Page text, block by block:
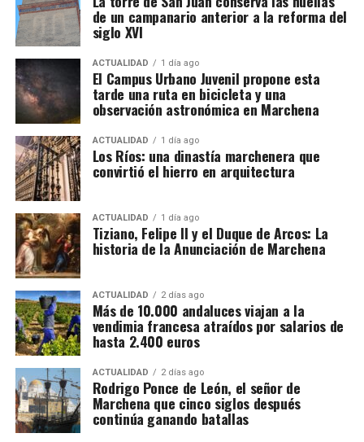
Morales advierte de que la brevedad del documento
impide conocer el alcance exacto de aquella
intervención. La expresión utilizada en las cuentas
—«visitar la torre de San Juan e San Miguel»— podría
referirse tanto a la preparación de una obra como a
una simple inspección sobre el estado de
conservación de los campanarios. Morales señala,
además, que no localizó otras referencias
posteriores que permitieran relacionar directamente
a Hernán Ruiz con la ejecución material de la torre
de San Juan.
La situación es diferente en Santa María de la Mota,
donde sí existe una abundante documentación sobre
el trabajo de Hernán Ruiz, la compra de ladrillos,
madera, cal y piedra, y la participación de canteros,
albañiles y ceramistas. Esa diferencia obliga a ser
prudentes al atribuirle el actual campanario de San
Juan: está demostrada su presencia en 1567, pero no
se conserva, al menos entre la documentación
publicada, un contrato completo que confirme que
dirigió toda la obra.
de un campanario anterior a la reforma del
siglo XVI
ACTUALIDAD 1 día ago
El Campus Urbano Juvenil propone esta
tarde una ruta en bicicleta y una
observación astronómica en Marchena
ACTUALIDAD 1 día ago
Los Ríos: una dinastía marchenera que
convirtió el hierro en arquitectura
ACTUALIDAD 1 día ago
Tiziano, Felipe II y el Duque de Arcos: La
historia de la Anunciación de Marchena
ACTUALIDAD 2 días ago
Más de 10.000 andaluces viajan a la
vendimia francesa atraídos por salarios de
hasta 2.400 euros
ACTUALIDAD 2 días ago
Rodrigo Ponce de León, el señor de
Marchena que cinco siglos después
continúa ganando batallas